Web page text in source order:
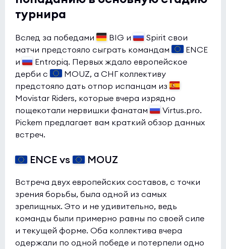
турнира
Вслед за победами BIG и
Spirit свои
матчи предстояло сыграть командам
ENCE
и
Entropiq. Первых ждало европейское
дерби с
MOUZ, а СНГ коллективу
предстояло дать отпор испанцам из
Movistar Riders, которые вчера изрядно
пощекотали нервишки фанатам
Virtus.pro.
Pickem предлагает вам краткий обзор данных
встреч.
ENCE vs MOUZ
Встреча двух европейских составов, с точки
зрения борьбы, была одной из самых
зрелищных. Это и не удивительно, ведь
команды были примерно равны по своей силе
и текущей форме. Оба коллектива вчера
одержали по одной победе и потерпели одно